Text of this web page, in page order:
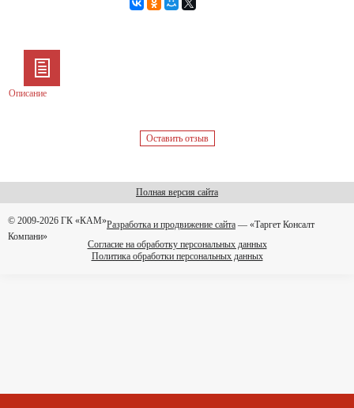
Описание
Оставить отзыв
Полная версия сайта
© 2009-2026 ГК «КАМ»Разработка и продвижение сайта — «Таргет Консалт
Компани»
Согласие на обработку персональных данных
Политика обработки персональных данных